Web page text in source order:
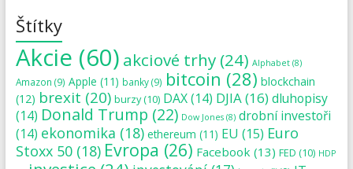
Štítky
Akcie (60) akciové trhy(24) Alphabet(8)
Amazon (9) Apple (11) banky(9) bitcoin (28) blockchain
(12) brexit (20) burzy(10) DAX(14) DJIA(16)dluhopisy
(14) Donald Trump (22) Dow Jones(8) drobní investoři
(14) ekonomika (18) ethereum (11) EU (15) Euro
Stoxx 50(18) Evropa (26) Facebook (13) FED (10) HDP